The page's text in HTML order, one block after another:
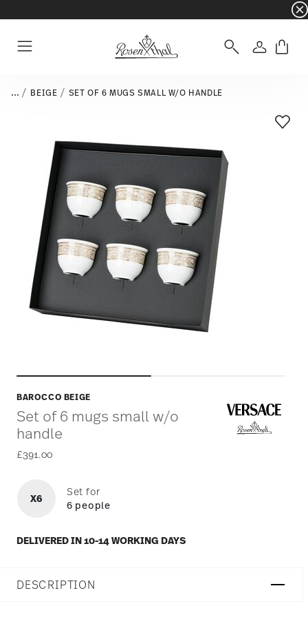
☀️ Summer SALE on selected items and
Login
... BEIGE SET OF 6 MUGS SMALL W/O HANDLE
BAROCCO BEIGE
Set of 6 mugs small w/o
handle
£391.00
X6
Set for
6 people
DELIVERED IN 10-14 WORKING DAYS
Add
DESCRIPTION